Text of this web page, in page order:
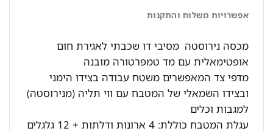
אפשרויות משלוח והתקנות
מכסה נירוסטה מסיבי דו שכבתי לאגירת חום
אופטימאלית עם מד טמפרטורה מובנה
מדפי צד המאפשרים משטח עבודה בצידו הימני
ובצידו השמאלי של המטבח עם ווי תליה (מנירוסטה)
למגבות וכלים
עגלת המטבח כוללת: 4 ארונות ודלתות + 12 גלגלים